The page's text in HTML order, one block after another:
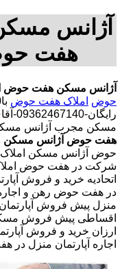
آژانس
هفت
آژانس مسکن هفت حوض
حوض املاک هفت حوض
مسکن مجرب آژانس
هفت حوض آژانس
حوض آژانس مسکن املاک
شرکت در هفت حوض
اتحادیه خرید و فروش
در هفت حوض رهن و اجاره
منزل پیش فروش
اقساطی پیش فروش
ارزان خرید و فروش
اجاره آپارتمان منزل